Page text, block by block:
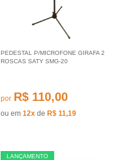
PEDESTAL P/MICROFONE GIRAFA 2
ROSCAS SATY SMG-20
por R$ 110,00
ou em 12x de R$ 11,19
LANÇAMENTO